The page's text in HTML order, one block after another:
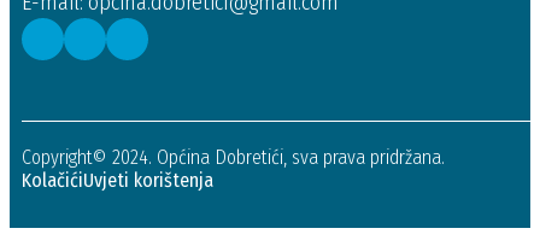
Copyright© 2024. Općina Dobretići, sva prava pridržana.
KolačićiUvjeti korištenja